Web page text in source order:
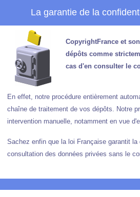
La garantie de la
CopyrightFrance et
dépôts comme
cas d'en consulter le
En effet, notre procédure entièrement
chaîne de traitement de vos dépôts. Notre
intervention manuelle, notamment en vue
Sachez enfin que la loi Française garantit
consultation des données privées sans le